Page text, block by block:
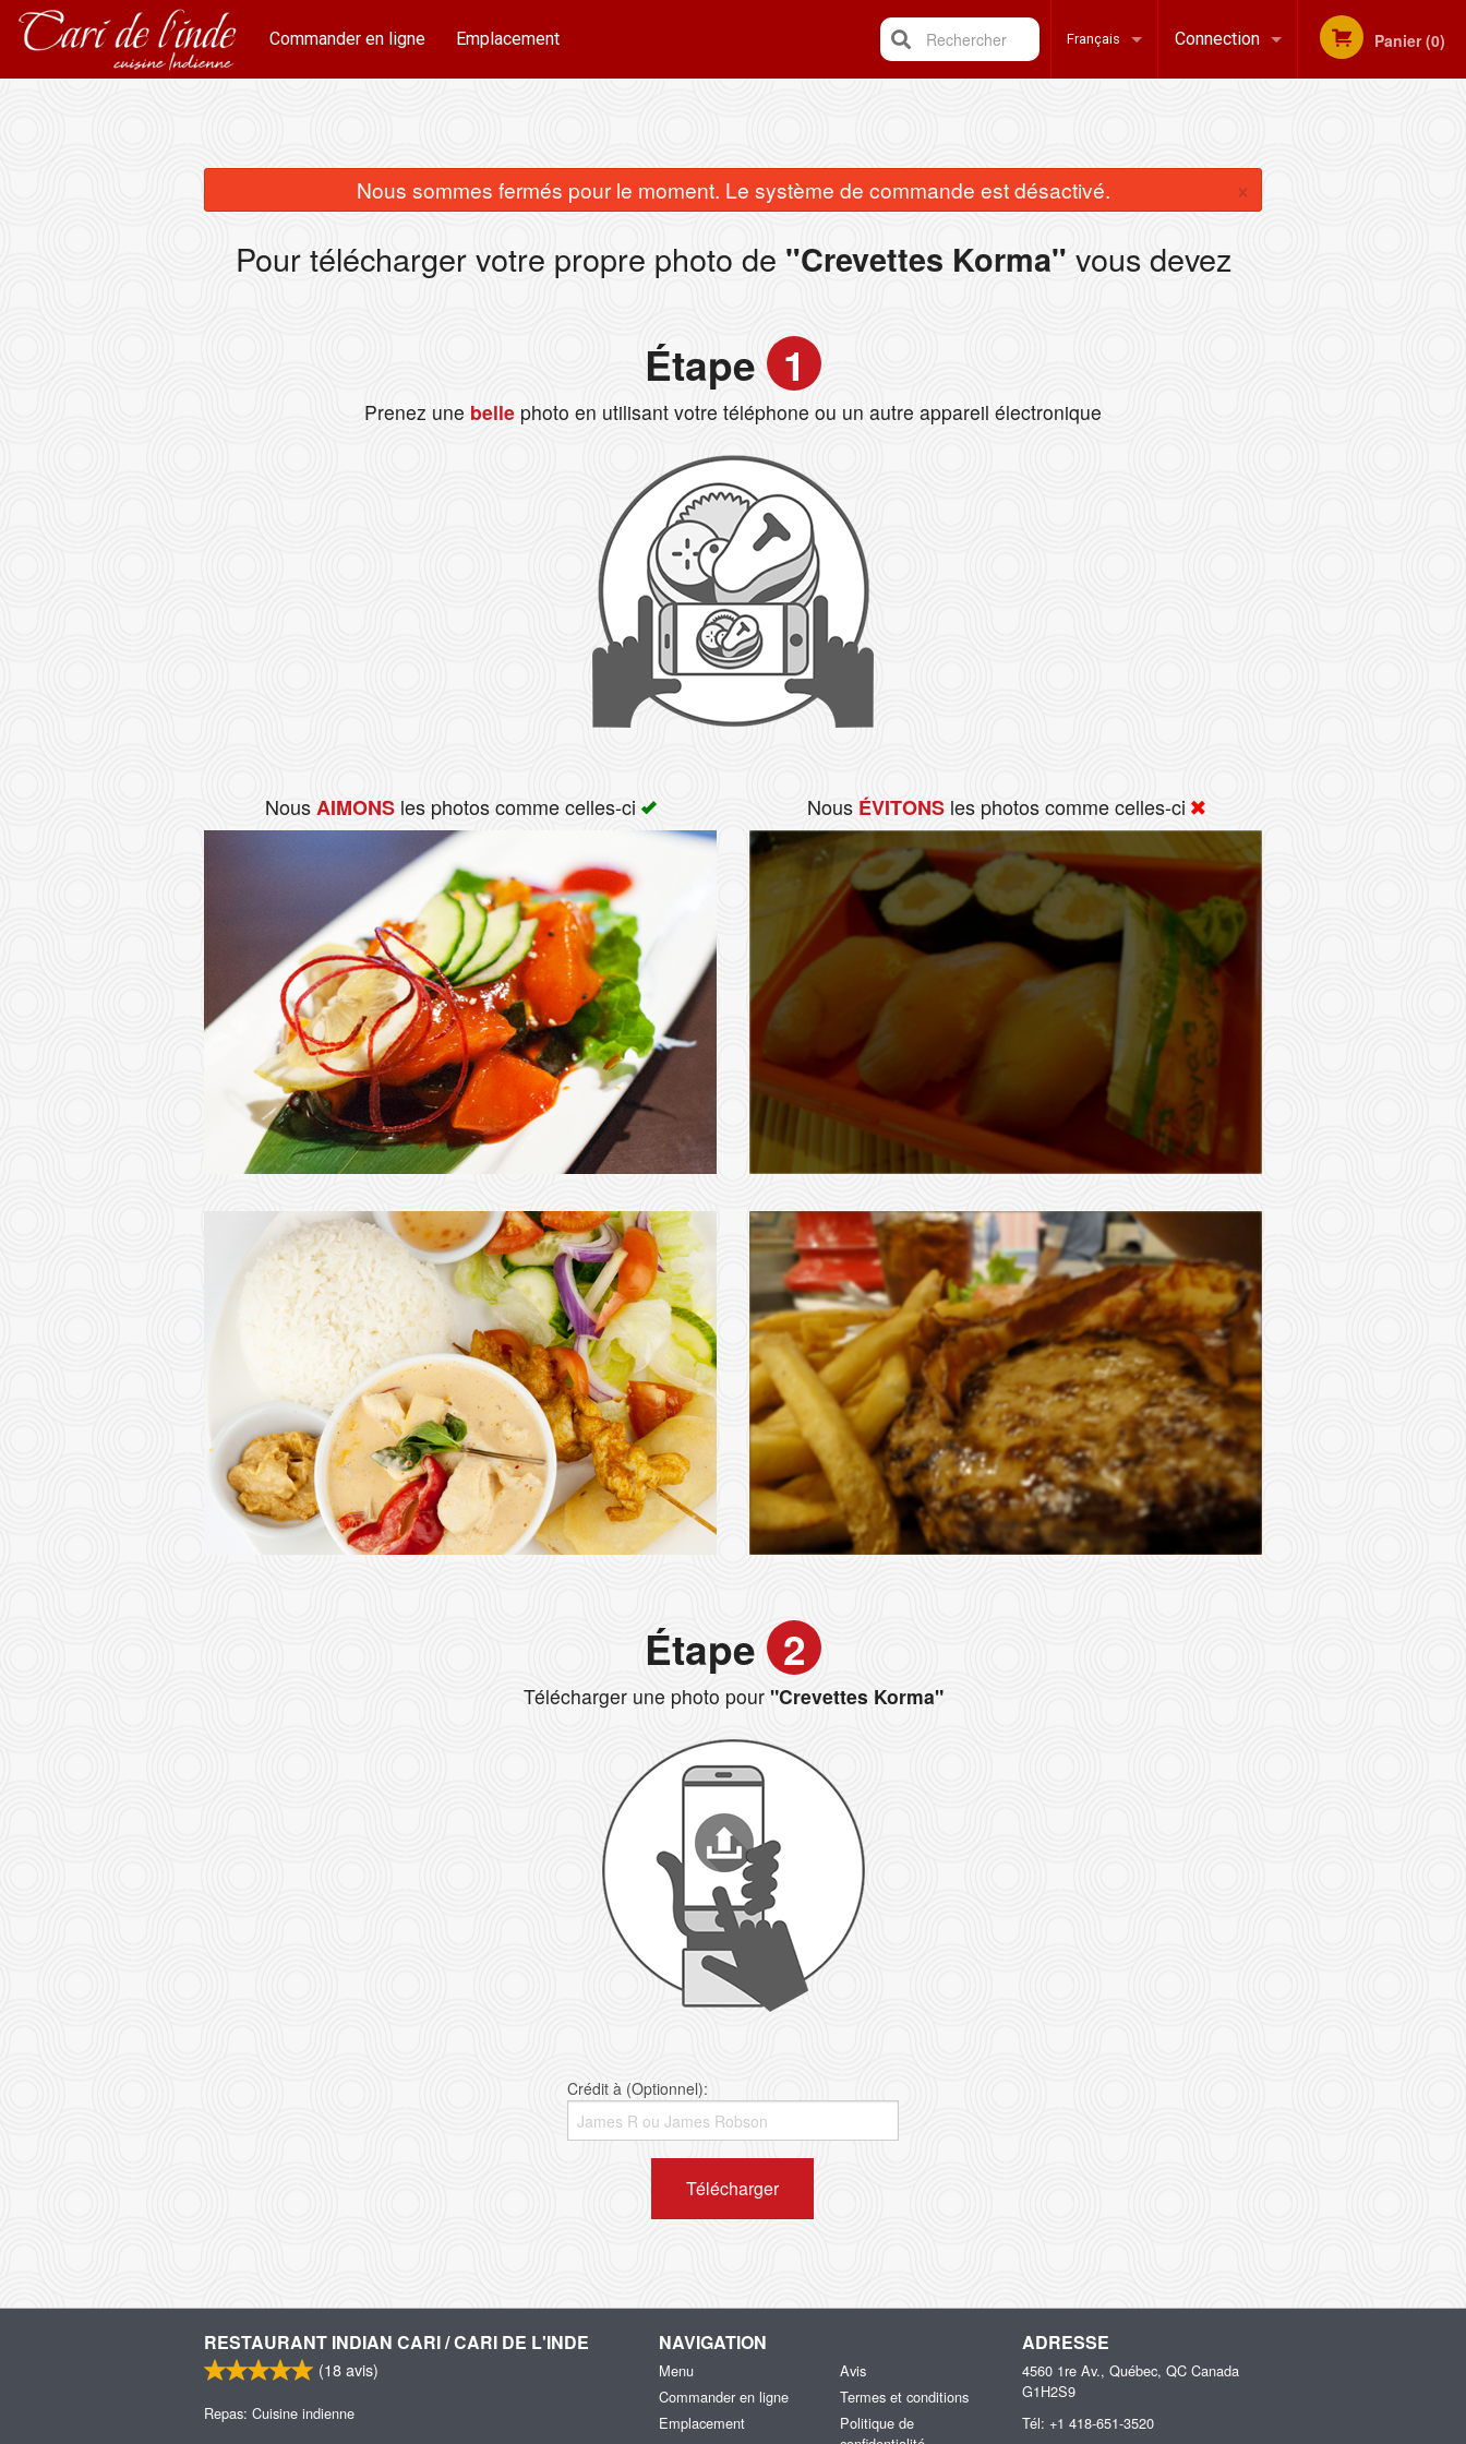
Commander en ligne Emplacement Français
English
Connection Panier (0)
Rechercher
Nous sommes fermés pour le moment. Le système de commande est désactivé. ×
Pour télécharger votre propre photo de "Crevettes Korma" vous devez
Étape 1
Prenez une belle photo en utilisant votre téléphone ou un autre appareil électronique
NousAIMONSles photos comme celles-ci Nous ÉVITONSles photos comme celles-ci
Étape 2
Télécharger une photo pour"Crevettes Korma"
Crédit à (Optionnel):
Télécharger
RESTAURANT INDIAN CARI / CARI DE L'INDE
(18avis)
Repas: Cuisine indienne
NAVIGATION
Menu
Commander en ligne
Emplacement
Avis
Termes et conditions
Politique de
ADRESSE
4560 1re Av., Québec, QC Canada
G1H2S9
Tél: +1 418-651-3520